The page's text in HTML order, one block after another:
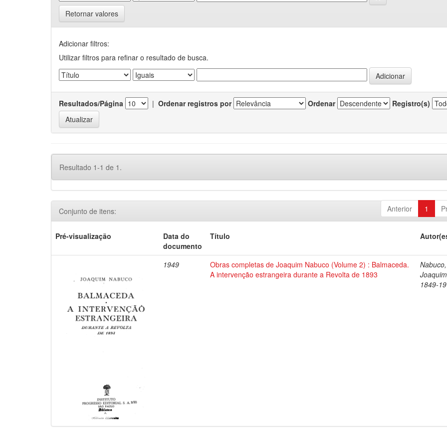
Retornar valores
Adicionar filtros:
Utilizar filtros para refinar o resultado de busca.
Resultados/Página | Ordenar registros por Ordenar Registro(s)
Resultado 1-1 de 1.
Anterior 1
Conjunto de itens:
Pré-visualização
Data do
documento
Título
1949
Obras completas de Joaquim Nabuco (Volume 2) : Balmaceda.
A intervenção estrangeira durante a Revolta de 1893
Nabuco,
1849-